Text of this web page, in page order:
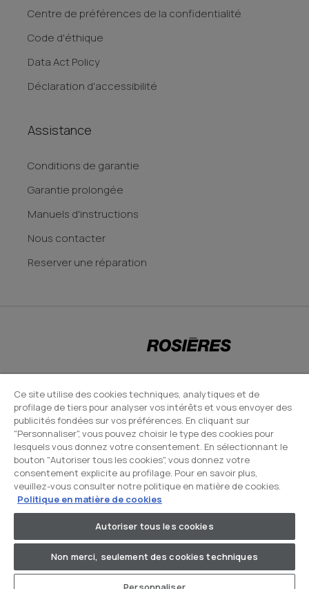
Centre de préférences de la confidentialité
Code d'éthique
Data Act Policy
Déclaration d'accessibilité
Assistance
Conditions de garantie
Garantie prolongée
Manuels d'instructions
Nous contacter
Reserver une réparation
CANDY HOOVER GROUP S.r.I. - Associé unique - SIÈGE SOCIAL : Via Comolli,
57 - 20861 Brugherio (MB) - Italie - SIÈGES ADMINISTRATIFS : Via Privata
Eden Fumagalli snc - 20861 Brugherio (MB) et Via Trento n. 20/A-22 -
20871 Vimercate (MB) - Italie - Tél. : +39.039.2086.1 - Fax :
+39.039.2086.237 - Capital social 35 000 000,00 € iv - Cod. Code fiscal et
numéro d'inscription au registre du commerce de Milan-Monza-
Brianza-Lodi 04666310158 - Numéro de TVA 00786860965 - Numéro
REA : MB-1033934 - Autorisation IT AEOF 211870 - Société soumise aux
activités de gestion et de coordination de Candy S.p.A. - Boîte PEC :
candyhoovergroupsrl@legalmail.it
×
Ce site utilise des cookies techniques, analytiques et de
profilage de tiers pour analyser vos intérêts et vous envoyer des
publicités fondées sur vos préférences. En cliquant sur
"Personnaliser", vous pouvez choisir le type des cookies pour
lesquels vous donnez votre consentement. En sélectionnant le
bouton "Autoriser tous les cookies", vous donnez votre
consentement explicite au profilage. Pour en savoir plus,
veuillez-vous consulter notre politique en matière de cookies.
Politique en matière de cookies
Autoriser tous les cookies
Non merci, seulement des cookies techniques